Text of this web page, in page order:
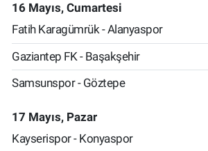
16 Mayıs, Cumartesi
Fatih Karagümrük - Alanyaspor
Gaziantep FK - Başakşehir
Samsunspor - Göztepe
17 Mayıs, Pazar
Kayserispor - Konyaspor